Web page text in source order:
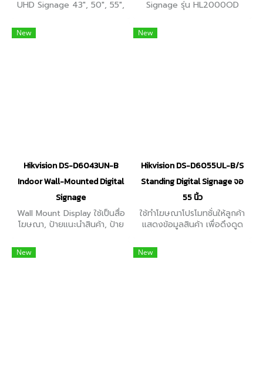
UHD Signage 43", 50", 55",
28.5 มม. ความสว่าง 500 nit,
สามารถแชร์หน้าจอ แบบไร้สายได้
Signage รุ่น HL2000OD
กันน้ำ และกันฝุ่น ทนทานต่อทุก
สภาพอากาศ มีขนาดให้เลือก
New
Hikvision DS-D6043UN-B
Indoor Wall-Mounted Digital
Signage
Wall Mount Display ใช้เป็นสื่อ
โฆษณา, ป้ายแนะนำสินค้า, ป้าย
หน้าจอ 43 นิ้ว, ความสว่าง 500
cd/m², ระบบปฏิบัติการ
New
Hikvision DS-D6055UL-B/S
Standing Digital Signage จอ
55 นิ้ว
ใช้ทำโฆษณาโปรโมทชั่นให้ลูกค้า
แสดงข้อมูลสินค้า เพื่อดึงดูด
หลายขนาดให้เลือก ตั้งแต่ 43" /
New New